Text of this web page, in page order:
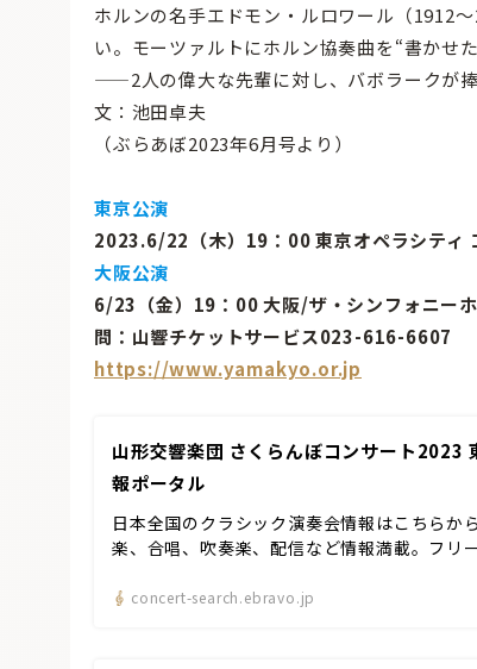
ホルンの名手エドモン・ルロワール（1912
い。モーツァルトにホルン協奏曲を“書かせ
——2人の偉大な先輩に対し、バボラークが捧
文：池田卓夫
（ぶらあぼ2023年6月号より）
東京公演
2023.6/22（木）19：00 東京オペラシティ
大阪公演
6/23（金）19：00 大阪/ザ・シンフォニー
問：山響チケットサービス023-616-6607
https://www.yamakyo.or.jp
山形交響楽団 さくらんぼコンサート2023
報ポータル
日本全国のクラシック演奏会情報はこちら
楽、合唱、吹奏楽、配信など情報満載。フリ
concert-search.ebravo.jp